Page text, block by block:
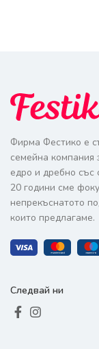
Фирма Фестико е
семейна компания
едро и дребно със
20 години сме
непрекъснатото
които предлагаме.
Следвай ни